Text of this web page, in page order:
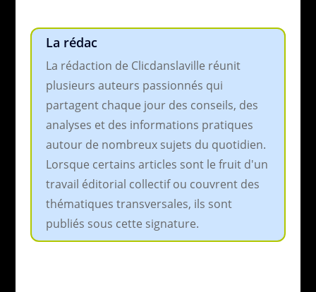
La rédac
La rédaction de Clicdanslaville réunit
plusieurs auteurs passionnés qui
partagent chaque jour des conseils, des
analyses et des informations pratiques
autour de nombreux sujets du quotidien.
Lorsque certains articles sont le fruit d'un
travail éditorial collectif ou couvrent des
thématiques transversales, ils sont
publiés sous cette signature.